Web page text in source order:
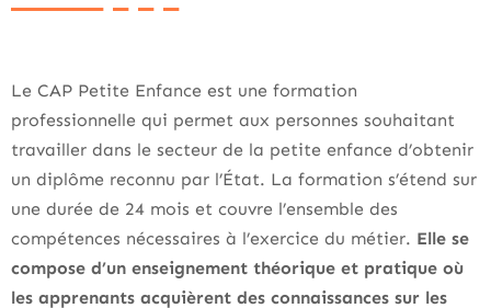
Le CAP Petite Enfance est une formation
professionnelle qui permet aux personnes souhaitant
travailler dans le secteur de la petite enfance d’obtenir
un diplôme reconnu par l’État. La formation s’étend sur
une durée de 24 mois et couvre l’ensemble des
compétences nécessaires à l’exercice du métier. Elle se
compose d’un enseignement théorique et pratique où
les apprenants acquièrent des connaissances sur les